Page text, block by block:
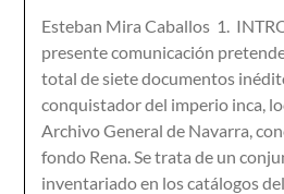
Esteban Mira Caballos 1.
presente comunicación
total de siete documentos
conquistador del imperio inca,
Archivo General de Navarra,
fondo Rena. Se trata de un
inventariado en los catálogos